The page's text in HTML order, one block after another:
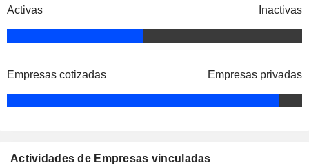
Activas Inactivas
Empresas cotizadas Empresas privadas
Actividades de Empresas vinculadas